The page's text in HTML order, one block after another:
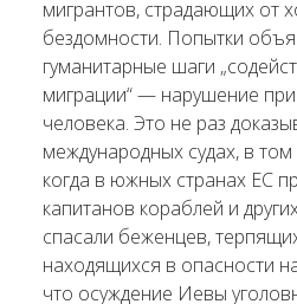
мигрантов, страдающих от
бездомности. Попытки
гуманитарные шаги
миграции“ — нарушение
человека. Это не раз
международных судах, в том
когда в южных странах ЕС
капитанов кораблей и
спасали беженцев,
находящихся в опасности
что осуждение Иевы